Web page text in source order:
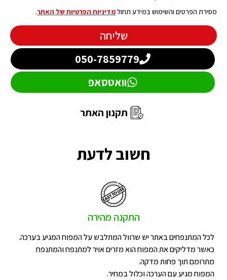
מסירת הפרטים והשימוש במידע תחולמדיניות הפרטיות של האתר.
שליחה
050-7859779
וואטסאפ
תקנון האתר
חשוב לדעת
התקנה מהירה
לכל המתנפחים באתר יש שרוול המתלבש על המפוח המגיע בערכה.
כאשר מדליקים את המפוח הוא מזרים אויר למתנפח והמתנפח
מתרומם תוך פחות מדקה.
המפוח מגיע עם הערכה וכלול במחיר.